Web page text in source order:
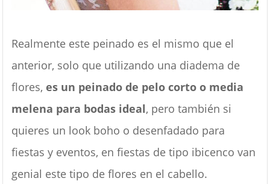
Realmente este peinado es el mismo que el
anterior, solo que utilizando una diadema de
flores, es un peinado de pelo corto o media
melena para bodas ideal, pero también si
quieres un look boho o desenfadado para
fiestas y eventos, en fiestas de tipo ibicenco van
genial este tipo de flores en el cabello.